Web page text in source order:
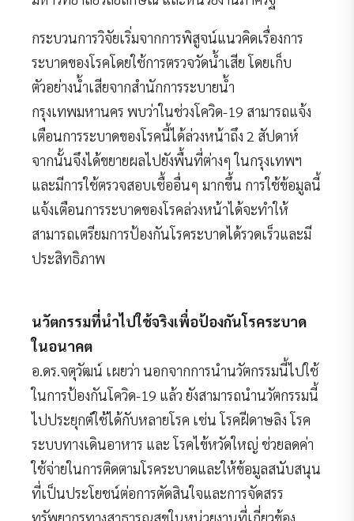
กระบวนการวิจัยเริ่มจากการพิสูจน์แนวคิดเรื่องการ
ระบาดของโรคโดยใช้การตรวจวัดน้ำเสีย โดยเก็บ
ตัวอย่างน้ำเสียจากสำนักการระบายน้ำ
กรุงเทพมหานคร พบว่าในช่วงโควิด-19 สามารถแจ้ง
เตือนการระบาดของโรคนี้ได้ล่วงหน้าถึง 2 สัปดาห์
จากนั้นจึงได้ขยายผลไปยังพื้นที่ต่างๆ ในกรุงเทพฯ
และมีการใช้ตรวจสอบเชื้ออื่นๆ มากขึ้น การใช้ข้อมูลนี้
แจ้งเตือนการระบาดของโรคล่วงหน้าได้จะทำให้
สามารถเตรียมการป้องกันโรคระบาดได้รวดเร็วและมี
ประสิทธิภาพ
นวัตกรรมที่นำไปใช้จริงเพื่อป้องกันโรคระบาด
ในอนาคต
อ.ดร.จตุวัฒน์ เผยว่า นอกจากการนำนวัตกรรมนี้ไปใช้
ในการป้องกันโควิด-19 แล้ว ยังสามารถนำนวัตกรรมนี้
ไปประยุกต์ใช้ได้กับหลายโรค เช่น โรคฝีดาษลิง โรค
ระบบทางเดินอาหาร และ โรคไข้หวัดใหญ่ ช่วยลดค่า
ใช้จ่ายในการติดตามโรคระบาดและให้ข้อมูลสนับสนุน
ที่เป็นประโยชน์ต่อการตัดสินใจและการจัดสรร
ทรัพยากรทางสาธารณสุขในหน่วยงานที่เกี่ยวข้อง